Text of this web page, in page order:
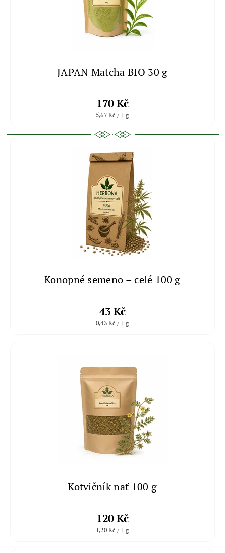
JAPAN Matcha BIO 30 g
170 Kč
5,67 Kč / 1 g
Konopné semeno – celé 100 g
43 Kč
0,43 Kč / 1 g
Kotvičník nať 100 g
120 Kč
1,20 Kč / 1 g